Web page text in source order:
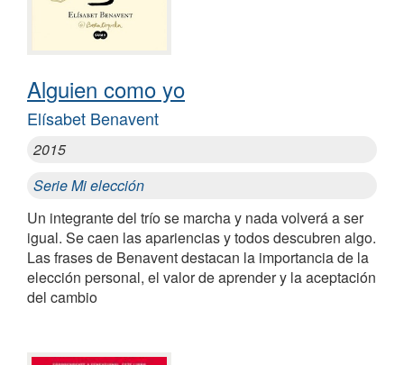
Alguien como yo
Elísabet Benavent
2015
Serie Mi elección
Un integrante del trío se marcha y nada volverá a ser
igual. Se caen las apariencias y todos descubren algo.
Las frases de Benavent destacan la importancia de la
elección personal, el valor de aprender y la aceptación
del cambio